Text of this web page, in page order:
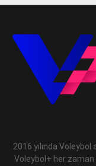
2016 yılında
Voleybol+ her